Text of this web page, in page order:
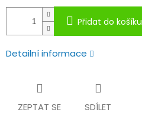
Přidat do košíku
Detailní informace
ZEPTAT SE SDÍLET